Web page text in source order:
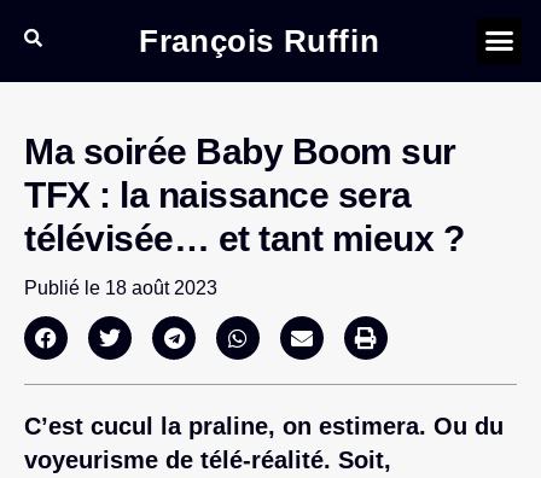
François Ruffin
Ma soirée Baby Boom sur
TFX : la naissance sera
télévisée… et tant mieux ?
Publié le 18 août 2023
C’est cucul la praline, on estimera. Ou du
voyeurisme de télé-réalité. Soit,